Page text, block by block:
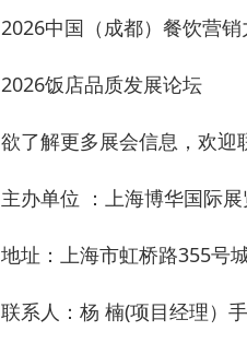
2026中国（成都）餐饮营销
2026饭店品质发展论坛
欲了解更多展会信息，欢迎
主办单位 ：上海博华国际
地址：上海市虹桥路355号
联系人：杨 楠(项目经理）